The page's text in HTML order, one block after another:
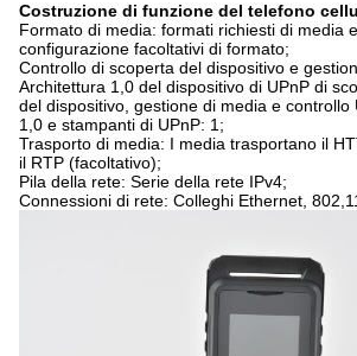
Costruzione di funzione del telefono
Formato di media: formati richiesti di media
configurazione facoltativi di formato;
Controllo di scoperta del dispositivo e
Architettura 1,0 del dispositivo di UPnP di
del dispositivo, gestione di media e controllo
1,0 e stampanti di UPnP: 1;
Trasporto di media: I media trasportano il
il RTP (facoltativo);
Pila della rete: Serie della rete IPv4;
Connessioni di rete: Colleghi Ethernet,